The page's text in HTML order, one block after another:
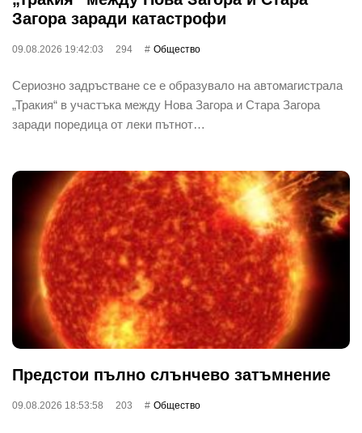
Загора заради катастрофи
09.08.2026 19:42:03 294 Общество
Сериозно задръстване се е образувало на автомагистрала
„Тракия“ в участъка между Нова Загора и Стара Загора
заради поредица от леки пътнот…
Предстои пълно слънчево затъмнение
09.08.2026 18:53:58 203 Общество